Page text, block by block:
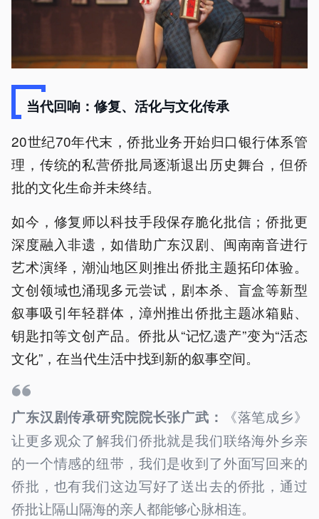
当代回响：修复、活化与文化传承
20世纪70年代末，侨批业务开始归口银行体系管
理，传统的私营侨批局逐渐退出历史舞台，但侨
批的文化生命并未终结。
如今，修复师以科技手段保存脆化批信；侨批更
深度融入非遗，如借助广东汉剧、闽南南音进行
艺术演绎，潮汕地区则推出侨批主题拓印体验。
文创领域也涌现多元尝试，剧本杀、盲盒等新型
叙事吸引年轻群体，漳州推出侨批主题冰箱贴、
钥匙扣等文创产品。侨批从“记忆遗产”变为“活态
文化”，在当代生活中找到新的叙事空间。
广东汉剧传承研究院院长张广武：
《落笔成乡》
让更多观众了解我们侨批就是我们联络海外乡亲
的一个情感的纽带，我们是收到了外面写回来的
侨批，也有我们这边写好了送出去的侨批，通过
侨批让隔山隔海的亲人都能够心脉相连。